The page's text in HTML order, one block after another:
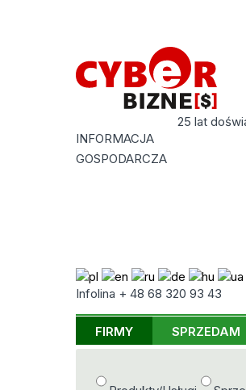
25 lat
INFORMACJA
GOSPODARCZA
Infolina + 48 68 320 93 43
FIRMY SPRZEDAM